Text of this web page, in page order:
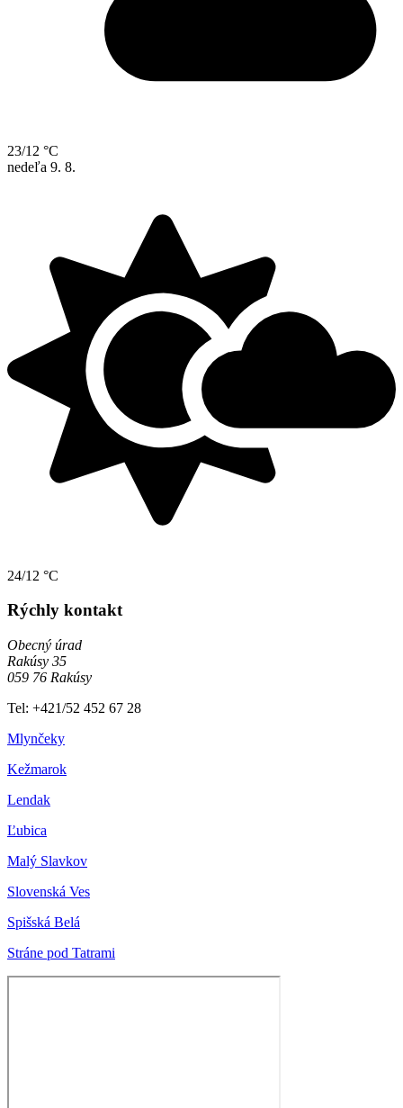
23/12 °C
nedeľa 9. 8.
24/12 °C
Rýchly kontakt
Obecný úrad
Rakúsy 35
059 76 Rakúsy
Tel: +421/52 452 67 28
Mlynčeky
Kežmarok
Lendak
Ľubica
Malý Slavkov
Slovenská Ves
Spišská Belá
Stráne pod Tatrami